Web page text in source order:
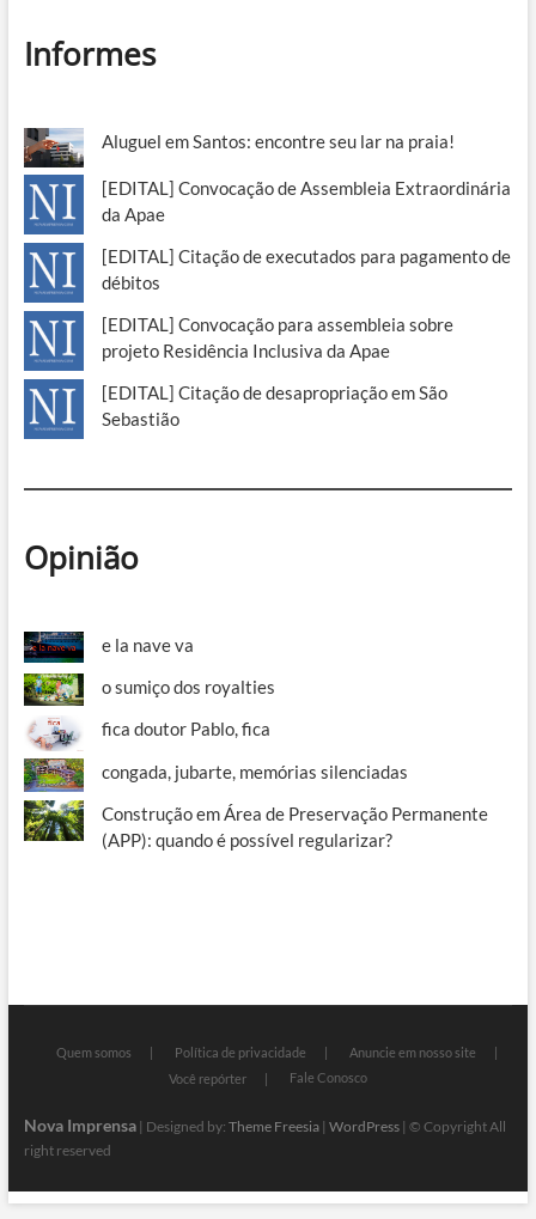
Informes
Aluguel em Santos: encontre seu lar na praia!
[EDITAL] Convocação de Assembleia Extraordinária
da Apae
[EDITAL] Citação de executados para pagamento de
débitos
[EDITAL] Convocação para assembleia sobre
projeto Residência Inclusiva da Apae
[EDITAL] Citação de desapropriação em São
Sebastião
Opinião
e la nave va
o sumiço dos royalties
fica doutor Pablo, fica
congada, jubarte, memórias silenciadas
Construção em Área de Preservação Permanente
(APP): quando é possível regularizar?
Quem somos Política de privacidade
Anuncie em nosso site
Você repórter
Fale Conosco
Nova Imprensa| Designed by: Theme Freesia| WordPress| © Copyright All
right reserved